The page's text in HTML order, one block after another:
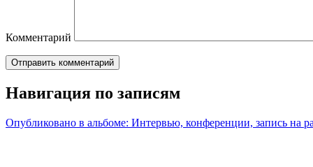
Комментарий
Навигация по записям
Опубликовано в альбоме: Интервью, конференции, запись на